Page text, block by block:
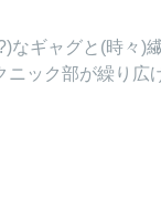
ギャグと(時々)
ック部が繰り広